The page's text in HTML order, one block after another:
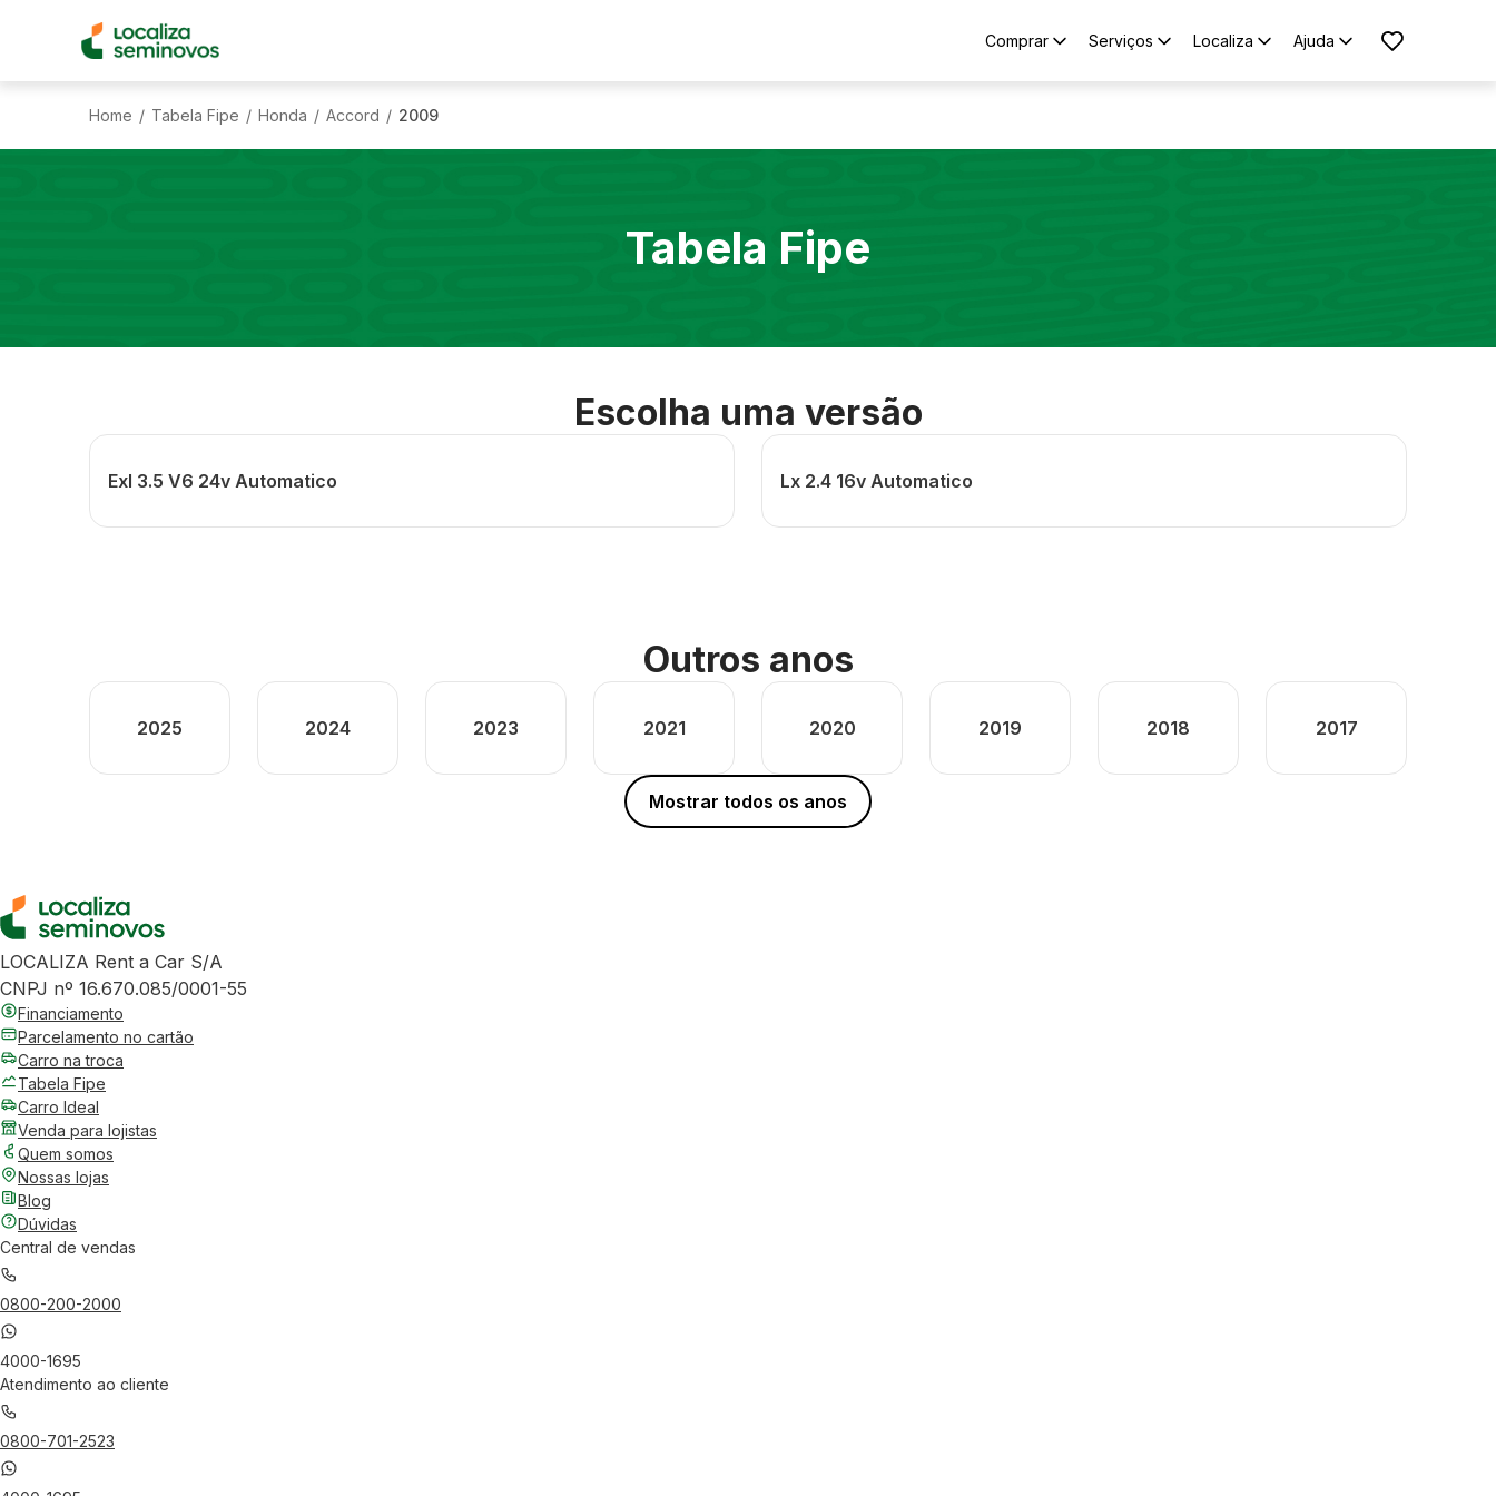
Comprar Serviços Localiza Ajuda
Home / Tabela Fipe / Honda / Accord / 2009
Tabela Fipe
Escolha uma versão
Exl 3.5 V6 24v Automatico Lx 2.4 16v Automatico
Outros anos
2025 2024 2023 2021 2020 2019 2018 2017
Mostrar todos os anos
LOCALIZA Rent a Car S/A
CNPJ nº 16.670.085/0001-55
Financiamento
Parcelamento no cartão
Carro na troca
Tabela Fipe
Carro Ideal
Venda para lojistas
Quem somos
Nossas lojas
Blog
Dúvidas
Central de vendas
0800-200-2000
4000-1695
Atendimento ao cliente
0800-701-2523